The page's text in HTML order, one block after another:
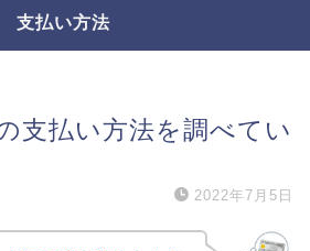
支払い方法
支払い方法を調べてい
2022年7月5日